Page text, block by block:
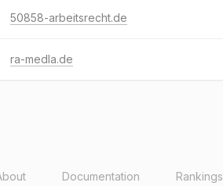
50858-arbeitsrecht.de
ra-medla.de
Documentation Rankings